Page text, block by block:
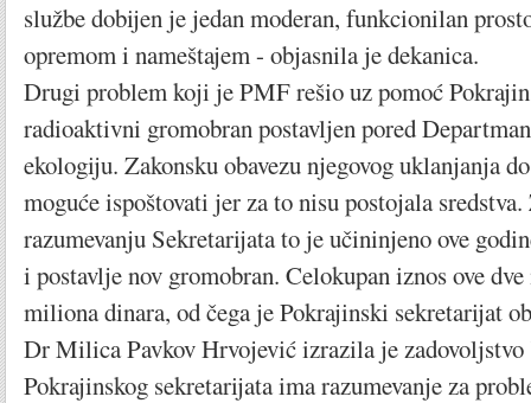
službe dobijen je jedan moderan, funkcionilan
opremom i nameštajem - objasnila je dekanica.
Drugi problem koji je PMF rešio uz pomoć
radioaktivni gromobran postavljen pored
ekologiju. Zakonsku obavezu njegovog uklanjanja
moguće ispoštovati jer za to nisu postojala
razumevanju Sekretarijata to je učininjeno ove
i postavlje nov gromobran. Celokupan iznos ove
miliona dinara, od čega je Pokrajinski sekretarijat
Dr Milica Pavkov Hrvojević izrazila je zadovoljstvo
Pokrajinskog sekretarijata ima razumevanje za